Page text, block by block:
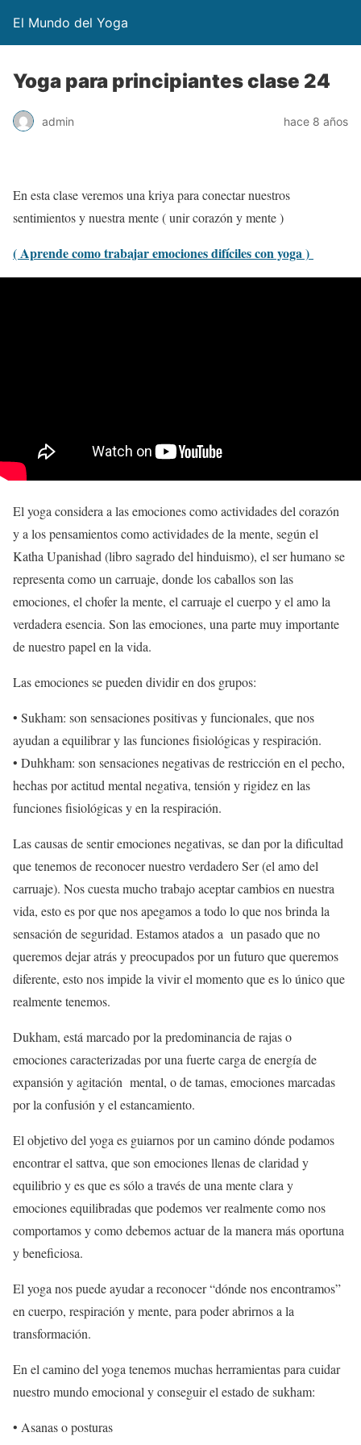
El Mundo del Yoga
Yoga para principiantes clase 24
admin hace 8 años
En esta clase veremos una kriya para conectar nuestros
sentimientos y nuestra mente ( unir corazón y mente )
( Aprende como trabajar emociones difíciles con yoga )
El yoga considera a las emociones como actividades del corazón
y a los pensamientos como actividades de la mente, según el
Katha Upanishad (libro sagrado del hinduismo), el ser humano se
representa como un carruaje, donde los caballos son las
emociones, el chofer la mente, el carruaje el cuerpo y el amo la
verdadera esencia. Son las emociones, una parte muy importante
de nuestro papel en la vida.
Las emociones se pueden dividir en dos grupos:
• Sukham: son sensaciones positivas y funcionales, que nos
ayudan a equilibrar y las funciones fisiológicas y respiración.
• Duhkham: son sensaciones negativas de restricción en el pecho,
hechas por actitud mental negativa, tensión y rigidez en las
funciones fisiológicas y en la respiración.
Las causas de sentir emociones negativas, se dan por la dificultad
que tenemos de reconocer nuestro verdadero Ser (el amo del
carruaje). Nos cuesta mucho trabajo aceptar cambios en nuestra
vida, esto es por que nos apegamos a todo lo que nos brinda la
sensación de seguridad. Estamos atados a un pasado que no
queremos dejar atrás y preocupados por un futuro que queremos
diferente, esto nos impide la vivir el momento que es lo único que
realmente tenemos.
Dukham, está marcado por la predominancia de rajas o
emociones caracterizadas por una fuerte carga de energía de
expansión y agitación mental, o de tamas, emociones marcadas
por la confusión y el estancamiento.
El objetivo del yoga es guiarnos por un camino dónde podamos
encontrar el sattva, que son emociones llenas de claridad y
equilibrio y es que es sólo a través de una mente clara y
emociones equilibradas que podemos ver realmente como nos
comportamos y como debemos actuar de la manera más oportuna
y beneficiosa.
El yoga nos puede ayudar a reconocer “dónde nos encontramos”
en cuerpo, respiración y mente, para poder abrirnos a la
transformación.
En el camino del yoga tenemos muchas herramientas para cuidar
nuestro mundo emocional y conseguir el estado de sukham:
• Asanas o posturas